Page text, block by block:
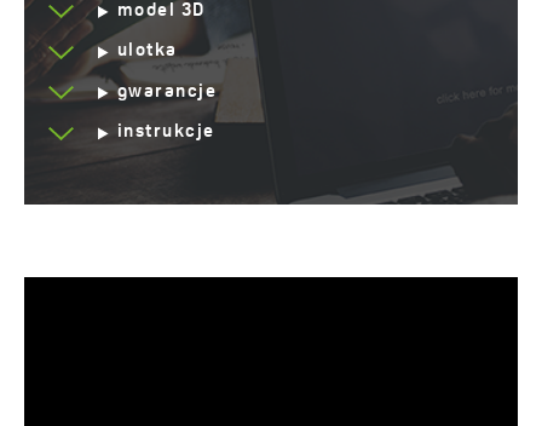
model 3D
ulotka
gwarancje
instrukcje